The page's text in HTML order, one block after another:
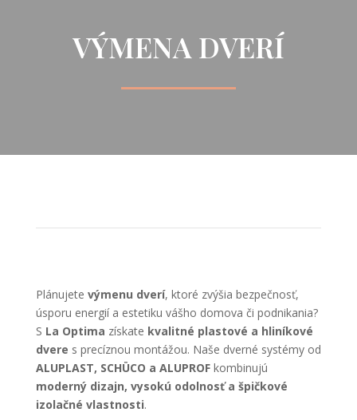
VÝMENA DVERÍ
Plánujete výmenu dverí, ktoré zvýšia bezpečnosť,
úsporu energií a estetiku vášho domova či podnikania?
S La Optima získate kvalitné plastové a hliníkové
dvere s precíznou montážou. Naše dverné systémy od
ALUPLAST, SCHÜCO a ALUPROFkombinujú
moderný dizajn, vysokú odolnosť a špičkové
izolačné vlastnosti.